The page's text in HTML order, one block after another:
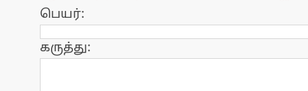
பெயர்:
கருத்து: